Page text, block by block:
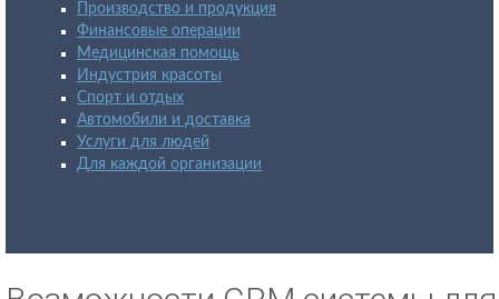
Производство и продукция
Финансовые операции
Медицинская помощь
Индустрия красоты
Спорт и отдых
Автомобили и доставка
Услуги для людей
Для каждой организации